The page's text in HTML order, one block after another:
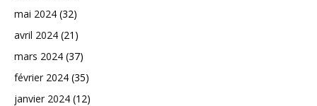
mai 2024 (32)
avril 2024 (21)
mars 2024 (37)
février 2024 (35)
janvier 2024 (12)